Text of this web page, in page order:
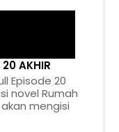
AKHIR
Episode 20
novel Rumah
mengisi